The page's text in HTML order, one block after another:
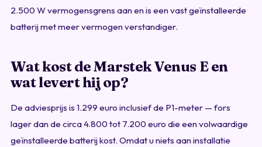
2.500 W vermogensgrens aan en is een vast geïnstalleerde
batterij met meer vermogen verstandiger.
Wat kost de Marstek Venus E en
wat levert hij op?
De adviesprijs is 1.299 euro inclusief de P1-meter — fors
lager dan de circa 4.800 tot 7.200 euro die een volwaardige
geïnstalleerde batterij kost. Omdat u niets aan installatie